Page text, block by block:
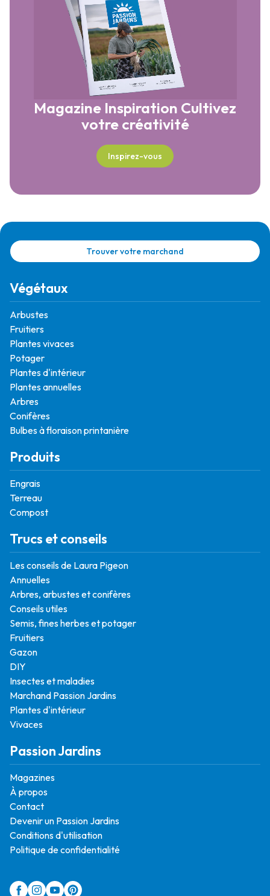
Magazine Inspiration Cultivez
votre créativité
Inspirez-vous
Trouver votre marchand
Végétaux
Arbustes
Fruitiers
Plantes vivaces
Potager
Plantes d'intérieur
Plantes annuelles
Arbres
Conifères
Bulbes à floraison printanière
Produits
Engrais
Terreau
Compost
Trucs et conseils
Les conseils de Laura Pigeon
Annuelles
Arbres, arbustes et conifères
Conseils utiles
Semis, fines herbes et potager
Fruitiers
Gazon
DIY
Insectes et maladies
Marchand Passion Jardins
Plantes d'intérieur
Vivaces
Passion Jardins
Magazines
À propos
Contact
Devenir un Passion Jardins
Conditions d'utilisation
Politique de confidentialité